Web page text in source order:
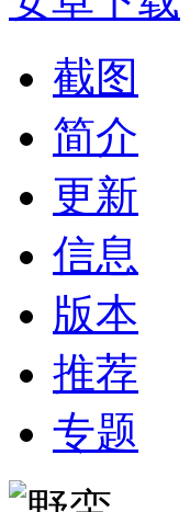
截图
简介
更新
信息
版本
推荐
专题